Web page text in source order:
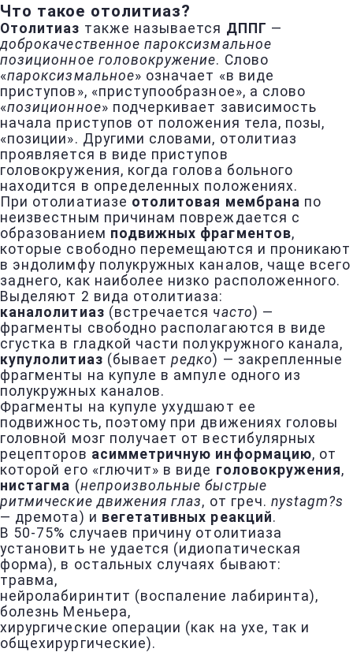
Что такое отолитиаз?
Отолитиаз также называется ДППГ —
доброкачественное пароксизмальное
позиционное головокружение. Слово
«пароксизмальное» означает «в виде
приступов», «приступообразное», а слово
«позиционное» подчеркивает зависимость
начала приступов от положения тела, позы,
«позиции». Другими словами, отолитиаз
проявляется в виде приступов
головокружения, когда голова больного
находится в определенных положениях.
При отолиатиазе отолитовая мембрана по
неизвестным причинам повреждается с
образованием подвижных фрагментов,
которые свободно перемещаются и проникают
в эндолимфу полукружных каналов, чаще всего
заднего, как наиболее низко расположенного.
Выделяют 2 вида отолитиаза:
каналолитиаз (встречается часто) —
фрагменты свободно располагаются в виде
сгустка в гладкой части полукружного канала,
купулолитиаз (бываетредко) — закрепленные
фрагменты на купуле в ампуле одного из
полукружных каналов.
Фрагменты на купуле ухудшают ее
подвижность, поэтому при движениях головы
головной мозг получает от вестибулярных
рецепторов асимметричную информацию, от
которой его «глючит» в виде головокружения,
нистагма (непроизвольные быстрые
ритмические движения глаз, от греч.nystagm?s
— дремота) и вегетативных реакций.
В 50-75% случаев причину отолитиаза
установить не удается (идиопатическая
форма), в остальных случаях бывают:
травма,
нейролабиринтит (воспаление лабиринта),
болезнь Меньера,
хирургические операции (как на ухе, так и
общехирургические).